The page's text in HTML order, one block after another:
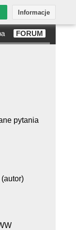
FORUM
Informacje
pytania
(autor)